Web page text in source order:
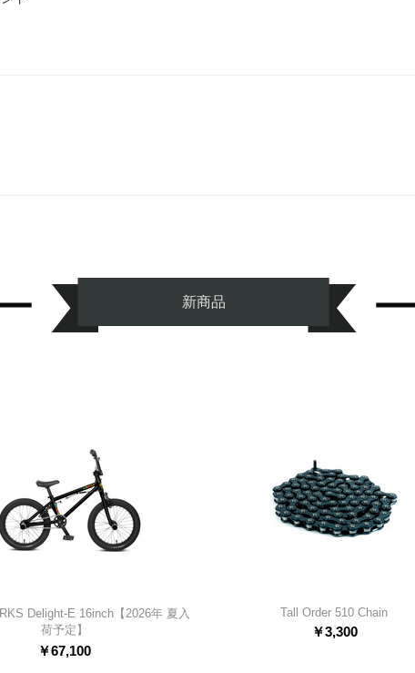
新商品
Delight-E 16inch【2026年 夏入
荷予定】
￥67,100
Tall Order 510 Chain
￥3,300